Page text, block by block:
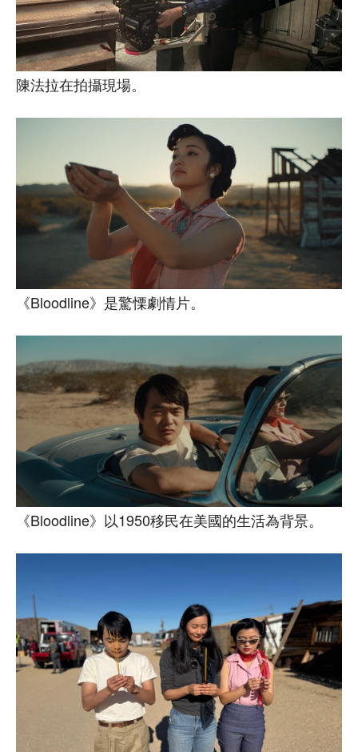
陳法拉在拍攝現場。
《Bloodline》是驚慄劇情片。
《Bloodline》以1950移民在美國的生活為背景。